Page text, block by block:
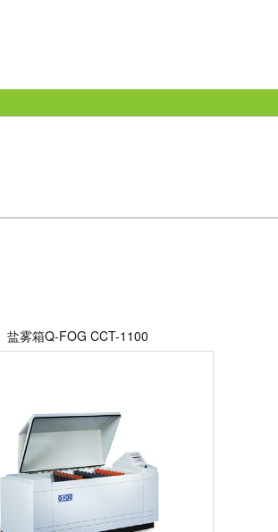
盐雾箱Q-FOG CCT-1100